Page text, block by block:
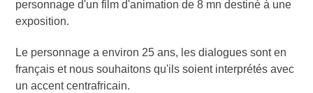
personnage d'un film d'animation de 8 mn destiné à une
exposition.
Le personnage a environ 25 ans, les dialogues sont en
français et nous souhaitons qu'ils soient interprétés avec
un accent centrafricain.